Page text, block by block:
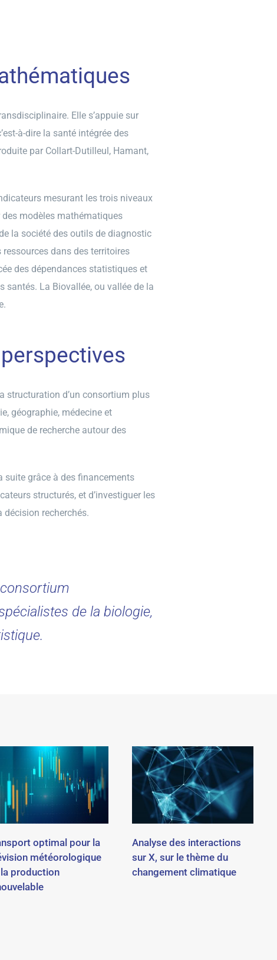
Elle s’appuie sur
à-dire la santé intégrée des
par Collart-Dutilleul, Hamant,
mesurant les trois niveaux
des modèles mathématiques
la société des outils de diagnostic
ressources dans des territoires
des dépendances statistiques et
santés. La Biovallée, ou vallée de la
structuration d’un consortium plus
géographie, médecine et
de recherche autour des
suite grâce à des financements
structurés, et d’investiguer les
décision recherchés.
de la biologie,
optimal pour la
météorologique
production
Analyse des interactions
sur X, sur le thème du
changement climatique